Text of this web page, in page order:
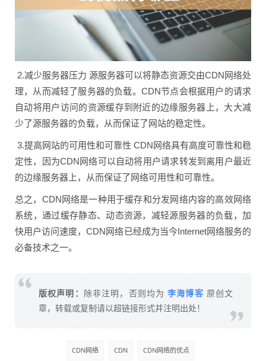
2.减少服务器压力 源服务器可以将静态资源交由CDN网络处
理，从而减轻了服务器的负载。CDN节点会根据用户的请求
自动将用户访问的资源缓存到附近的边缘服务器上，大大减
少了源服务器的负载，从而保证了网站的稳定性。
3.提高网站的可用性和可靠性 CDN网络具有高度可靠性和稳
定性，因为CDN网络可以自动将用户请求转发到离用户最近
的边缘服务器上，从而保证了网络可用性和可靠性。
总之，CDN网络是一种用于缓存和分发网络内容的高效网络
系统，通过缓存静态、动态资源，减轻源服务器的负载，加
快用户访问速度，CDN网络已经成为当今Internet网络服务的
必备技术之一。
版权声明： 除非注明，否则均为 李海博客 原创文
章，转载或复制请以超链接形式并注明出处！
CDN网络 CDN CDN网络的优点